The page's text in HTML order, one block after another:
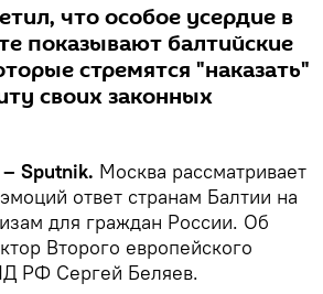
что особое усердие в
показывают балтийские
стремятся "наказать"
своих законных
Sputnik. Москва рассматривает
ответ странам Балтии на
для граждан России. Об
Второго европейского
РФ Сергей Беляев.